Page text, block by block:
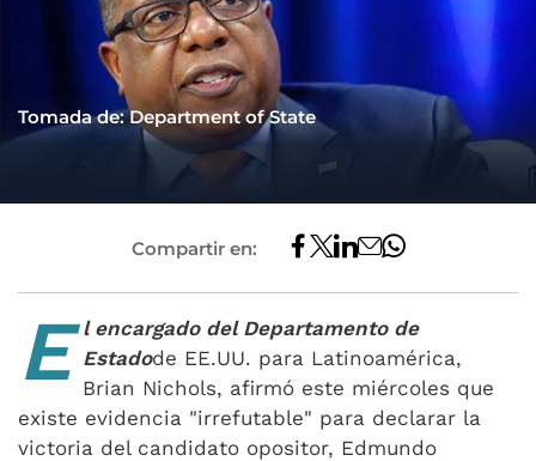
Tomada de: Department of State
Compartir en:
E l encargado del Departamento de
Estadode EE.UU. para Latinoamérica,
Brian Nichols, afirmó este miércoles que
existe evidencia "irrefutable" para declarar la
victoria del candidato opositor, Edmundo